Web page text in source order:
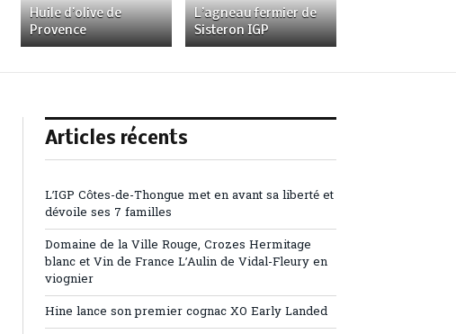
Huile d’olive de
Provence
L’agneau fermier de
Sisteron IGP
Articles récents
L’IGP Côtes-de-Thongue met en avant sa liberté et
dévoile ses 7 familles
Domaine de la Ville Rouge, Crozes Hermitage
blanc et Vin de France L’Aulin de Vidal-Fleury en
viognier
Hine lance son premier cognac XO Early Landed